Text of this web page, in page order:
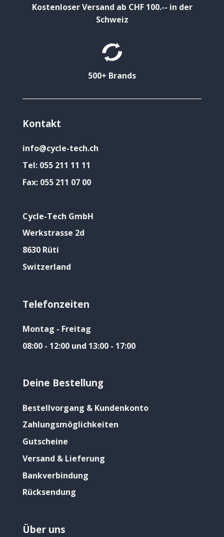
Kostenloser Versand ab CHF 100.-- in der
Schweiz
500+ Brands
Kontakt
info@cycle-tech.ch
Tel: 055 211 11 11
Fax: 055 211 07 00
Cycle-Tech GmbH
Werkstrasse 2d
8630 Rüti
Switzerland
Telefonzeiten
Montag - Freitag
08:00 - 12:00 und 13:00 - 17:00
Deine Bestellung
Bestellvorgang & Kundenkonto
Zahlungsmöglichkeiten
Gutscheine
Versand & Lieferung
Bankverbindung
Rücksendung
Über uns